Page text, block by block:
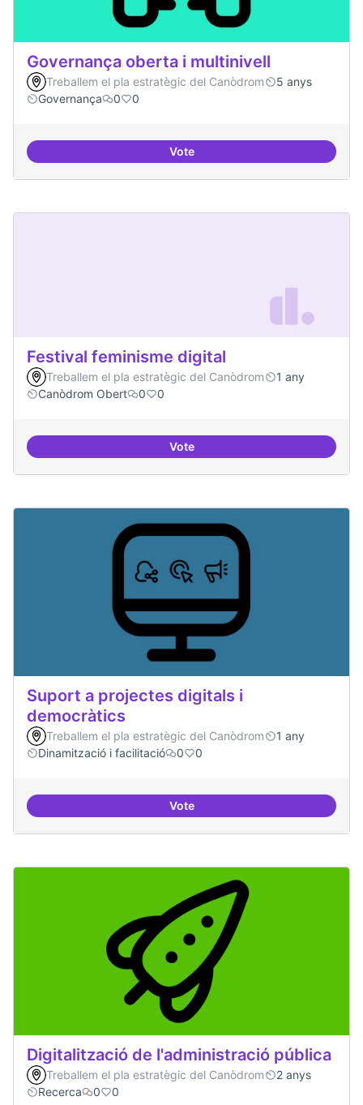
Governança oberta i multinivell
Treballem el pla estratègic del Canòdrom
5 anys
Governança
0 0
VoteGovernança oberta i multinivell
Festival feminisme digital
Treballem el pla estratègic del Canòdrom
1 any
Canòdrom Obert
0 0
VoteFestival feminisme digital
Suport a projectes digitals i
democràtics
Treballem el pla estratègic del Canòdrom
1 any
Dinamització i facilitació
0 0
VoteSuport a projectes digitals i
Digitalització de l'administració pública
Treballem el pla estratègic del Canòdrom
2 anys
Recerca
0 0